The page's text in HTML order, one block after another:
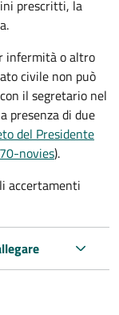
prescritti, la
infermità o altro
civile non può
il segretario nel
presenza di due
del Presidente
novies).
accertamenti